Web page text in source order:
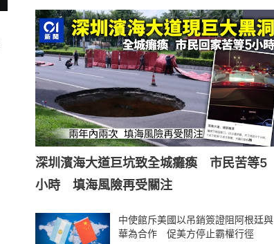
深圳濱海大道巨坑致全城癱瘓 市民苦等5
小時 填海風險再受關注
中使館斥美國以吊銷簽證阻阿根廷與
華為合作 促美方停止霸權行徑